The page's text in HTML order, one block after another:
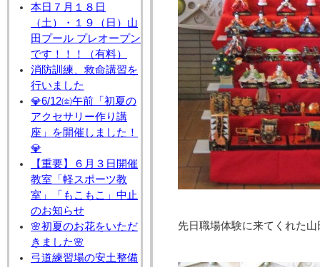
本日７月１８日
（土）・１９（日）山
田プール プレオープン
です！！！（有料）
消防訓練、救命講習を
行いました
💎6/12㈮午前「初夏の
アクセサリー作り講
座」を開催しました！
💎
【重要】６月３日開催
教室「軽スポーツ教
室」「もこもこ」中止
のお知らせ
🌸初夏のお花をいただ
きました🌸
弓道練習場の安土整備
先日職場体験に来てくれた